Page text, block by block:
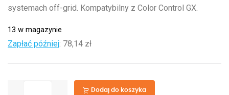
systemach off-grid. Kompatybilny z Color Control GX.
13 w magazynie
Zapłać później: 78,14 zł
Dodaj do koszyka